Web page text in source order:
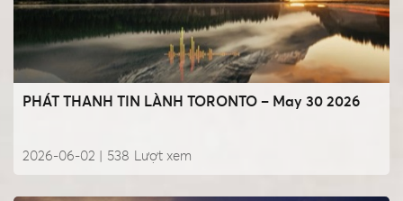
PHÁT THANH TIN LÀNH TORONTO – May 30 2026
2026-06-02 | Lượt xem
538